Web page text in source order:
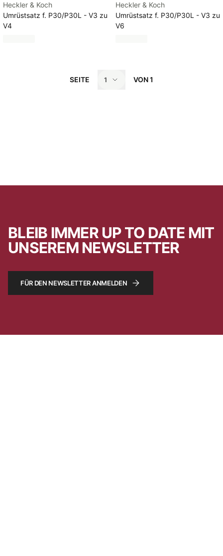
Heckler & Koch
Umrüstsatz f. P30/P30L - V3 zu
V4
Heckler & Koch
Umrüstsatz f. P30/P30L - V3 zu
V6
SEITE 1 VON1
BLEIB IMMER UP TO DATE MIT
UNSEREM NEWSLETTER
FÜR DEN NEWSLETTER ANMELDEN